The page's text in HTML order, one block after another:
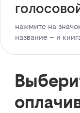
нажмите на
название – и